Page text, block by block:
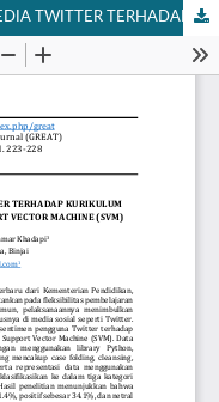
ANALISIS SENTIMEN PENGGUNA MEDIA TWITTER TERHADAP KURIKULUM MERDEKA MENGGUNAKAN ALGORITMA SUPPORT VECTOR MACHINE (SVM)